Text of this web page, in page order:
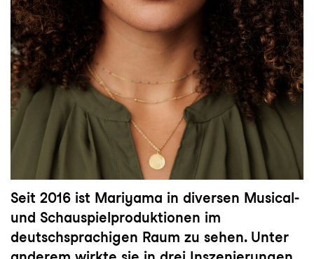
Seit 2016 ist Mariyama in diversen Musical-
und Schauspielproduktionen im
deutschsprachigen Raum zu sehen. Unter